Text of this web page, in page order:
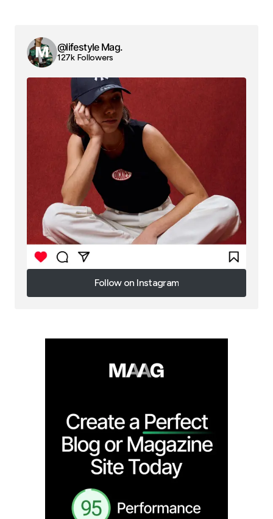
@lifestyle Mag.
127k Followers
Follow on Instagram
Follow on Instagram